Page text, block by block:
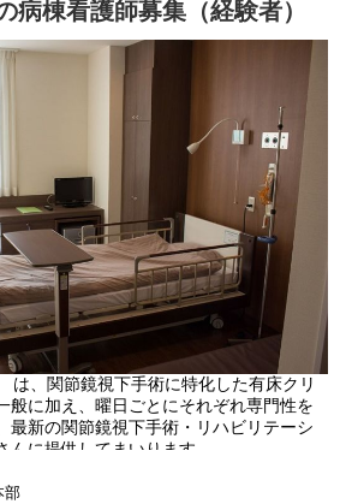
医療クラークの業務範囲と今後の課題
、小学校から大学のクラブ活動や地域
へ職員がサポートを行ってます。
バスケットボール、バレーボール、体
イスホッケー、ラクロス、アメリカンフ
病棟看護師募集（経験者）
、関節鏡視下手術に特化した有床クリ
般に加え、曜日ごとにそれぞれ専門性を
最新の関節鏡視下手術・リハビリテーシ
んに提供してまいります。
院を実現。さらには世界中の医療職とオ
部